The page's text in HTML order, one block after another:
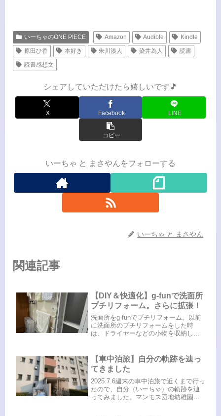
いーちゃのONE PIECE Amazon Audible
Kindle
原田ひ香
本好き 朱川湊人 染井為人
読書
読書感想文
シェアしていただけたら嬉しいです🎵
X Facebook LINE
コピー
いーちゃ と まさやんをフォローする
いーちゃ と まさやん
関連記事
【DIY＆快適化】g-funで洗面所
プチリフォーム。さらに拡張！
洗面所をg-funでプチリフォーム。以前
に洗面所のプチリフォームをした時
は、ドライヤーなどの小物を収納した
トをかけるところがなく困っていたの
で、どうしても欲しい！...
【車中泊旅】自分の軌跡を辿っ
てきました
2025.7.6週末の車中泊旅で近くまで行っ
たので、自分（いーちゃ）の軌跡を辿
ってみました。マンモス団地幼稚園の